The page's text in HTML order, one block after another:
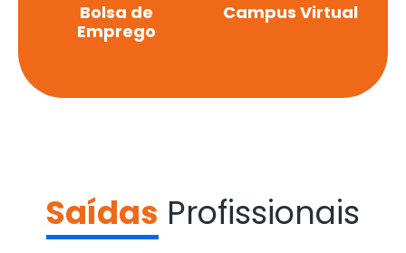
Bolsa de
Emprego
Campus Virtual
Saídas Profissionais